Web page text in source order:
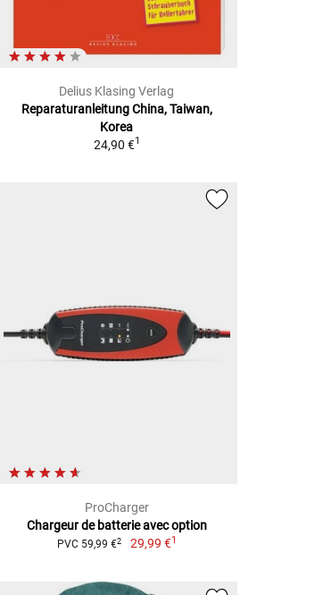
Delius Klasing Verlag
Reparaturanleitung China, Taiwan,
Korea
24,90 €1
ProCharger
Chargeur de batterie avec option
PVC 59,99 €2 29,99 €1